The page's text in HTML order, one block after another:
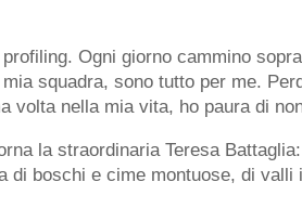
Ogni giorno cammino
squadra, sono tutto per me.
volta nella mia vita, ho paura di
la straordinaria Teresa
di boschi e cime montuose, di